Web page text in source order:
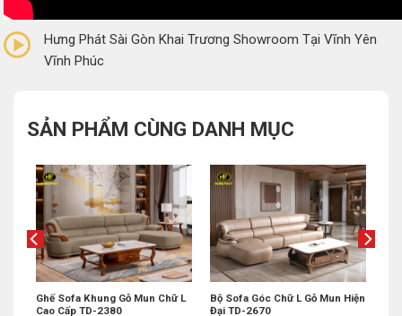
(0 Reviews)
Hưng Phát Sài Gòn Khai Trương Showroom Tại Vĩnh Yên
Vĩnh Phúc
SẢN PHẨM CÙNG DANH MỤC
Ghế Sofa Khung Gỗ Mun Chữ L
Cao Cấp TD-2380
Bộ Sofa Góc Chữ L Gỗ Mun Hiện
Đại TD-2670